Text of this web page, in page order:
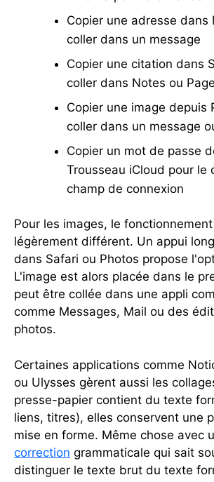
Copier une adresse dans
coller dans un message
Copier une citation dans
coller dans Notes ou
Copier une image depuis
coller dans un message
Copier un mot de passe
Trousseau iCloud pour le
champ de connexion
Pour les images, le
légèrement différent. Un appui
dans Safari ou Photos propose
L'image est alors placée dans le
peut être collée dans une appli
comme Messages, Mail ou des
photos.
Certaines applications comme
ou Ulysses gèrent aussi les
presse-papier contient du texte
liens, titres), elles conservent une
mise en forme. Même chose avec
correction grammaticale qui sait
distinguer le texte brut du texte